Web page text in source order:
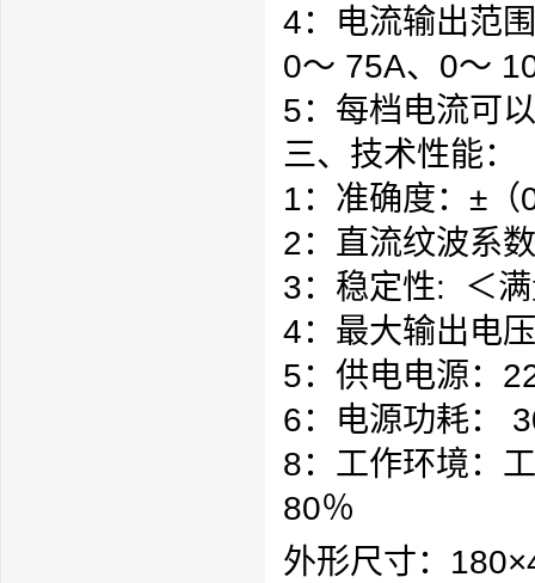
4：电流输出范
0～ 75A、0～
5：每档电流可
三、技术性能：
1：准确度：±
2：直流纹波系
3：稳定性: ＜满
4：最大输出电
5：供电电源：
6：电源功耗：
8：工作环境：
80％
外形尺寸：